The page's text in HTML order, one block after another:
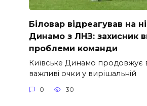
Біловар відреагував на
Динамо з ЛНЗ: захисник
проблеми команди
Київське Динамо продовжує
важливі очки у вирішальній
0 30